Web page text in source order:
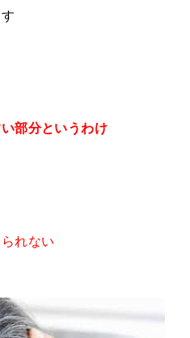
部分というわけ
れない